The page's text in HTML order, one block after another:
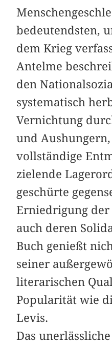
bedeutendsten,
dem Krieg
Antelme
den
systematisch
Vernichtung
und
vollständige
zielende
geschürte
Erniedrigung der
auch deren
Buch genießt
seiner
literarischen
Popularität wie
Levis.
Das